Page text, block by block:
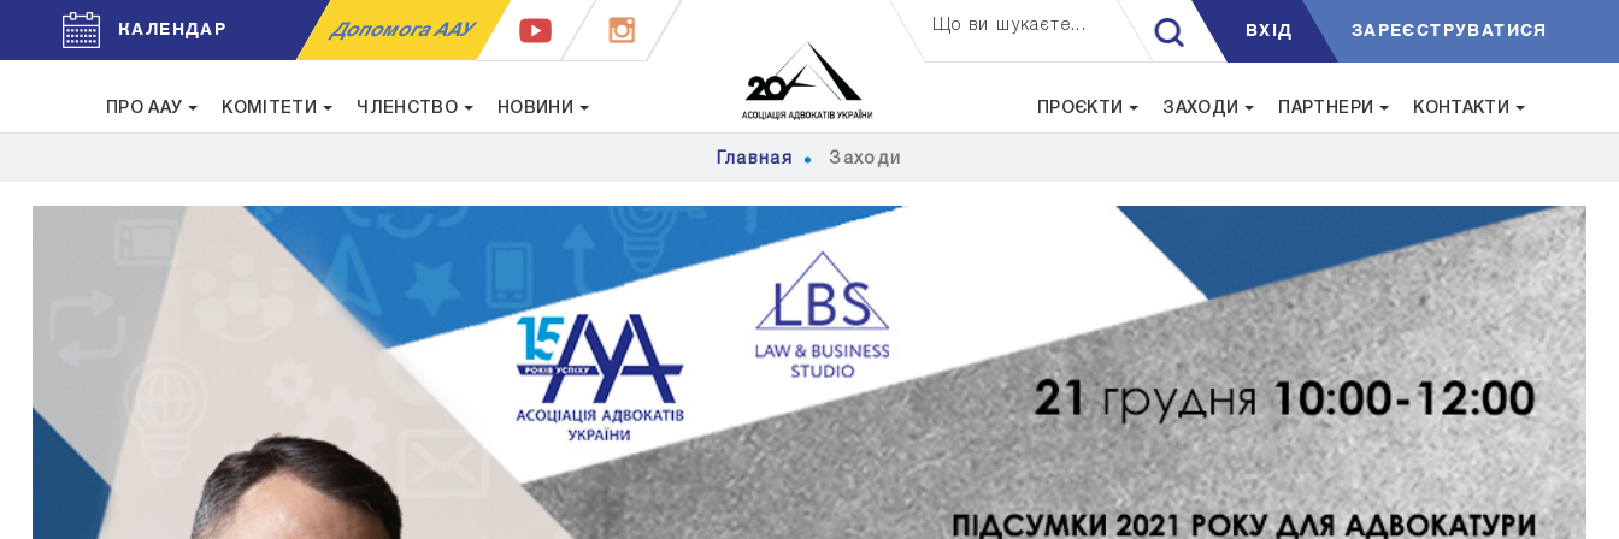
КАЛЕНДАР Допомога ААУ Що ви шукаєте... ВXIД ЗАРЕЄСТРУВАТИСЯ
ПРО ААУ КОМІТЕТИ ЧЛЕНСТВО НОВИНИ ПРОЄКТИ ЗАХОДИ ПАРТНЕРИ КОНТАКТИ
Главная Заходи